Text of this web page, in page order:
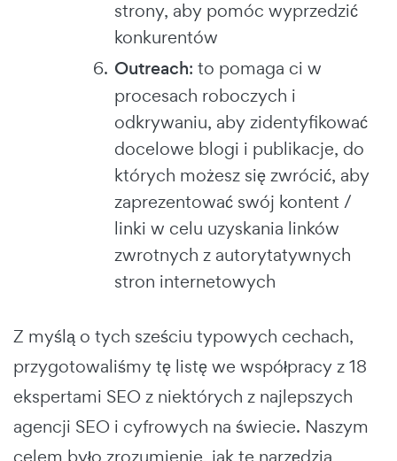
strony, aby pomóc wyprzedzić
konkurentów
Outreach: to pomaga ci w
procesach roboczych i
odkrywaniu, aby zidentyfikować
docelowe blogi i publikacje, do
których możesz się zwrócić, aby
zaprezentować swój kontent /
linki w celu uzyskania linków
zwrotnych z autorytatywnych
stron internetowych
Z myślą o tych sześciu typowych cechach,
przygotowaliśmy tę listę we współpracy z 18
ekspertami SEO z niektórych z najlepszych
agencji SEO i cyfrowych na świecie. Naszym
celem było zrozumienie, jak te narzędzia